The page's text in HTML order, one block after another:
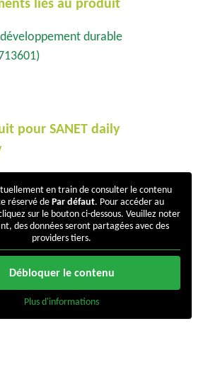
durable
pour SANET daily
en train de consulter le contenu
réservé dePar défaut. Pour accéder au
sur le bouton ci-dessous. Veuillez noter
des données seront partagées avec des
providers tiers.
Débloquer le contenu
Plus d'informations